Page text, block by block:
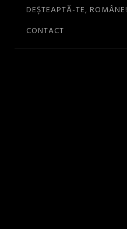
DEŞTEAPTĂ-TE, ROMÂNE!
CONTACT